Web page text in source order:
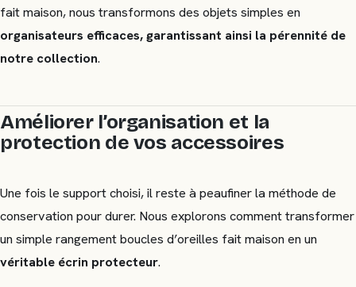
fait maison, nous transformons des objets simples en
organisateurs efficaces, garantissant ainsi la pérennité de
notre collection.
Améliorer l’organisation et la
protection de vos accessoires
Une fois le support choisi, il reste à peaufiner la méthode de
conservation pour durer. Nous explorons comment transformer
un simple rangement boucles d’oreilles fait maison en un
véritable écrin protecteur.